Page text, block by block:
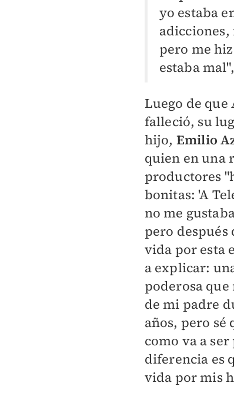
yo estaba
adicciones,
pero me
estaba
Luego de
falleció, su
hijo, Emilio
quien en una
productores
bonitas: 'A
no me
pero después
vida por esta
a explicar:
poderosa
de mi padre
años, pero sé
como va a
diferencia es
vida por mis